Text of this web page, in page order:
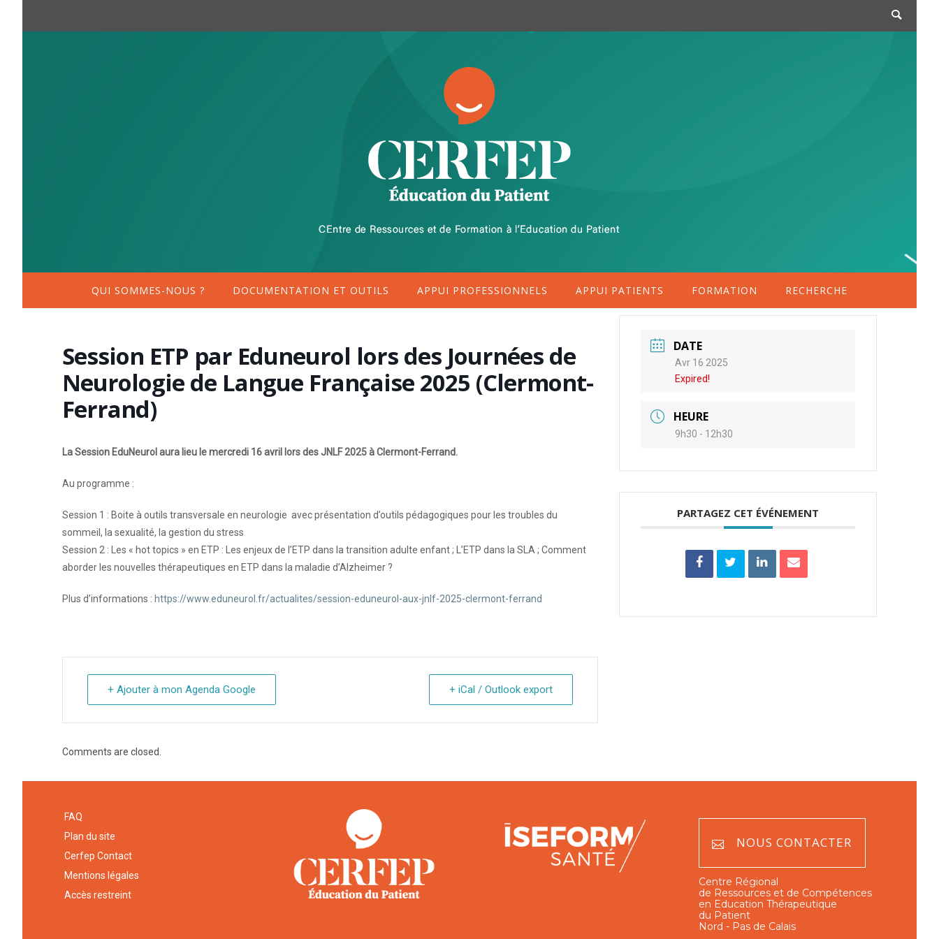
QUI SOMMES-NOUS ? DOCUMENTATION ET OUTILS APPUI PROFESSIONNELS APPUI PATIENTS FORMATION RECHERCHE
Session ETP par Eduneurol lors des Journées de
Neurologie de Langue Française 2025 (Clermont-
Ferrand)
La Session EduNeurol aura lieu lemercredi 16 avril lors des JNLF 2025 à Clermont-Ferrand.
Au programme :
Session 1 : Boite à outils transversale en neurologie avec présentation d’outils pédagogiques pour les troubles du
sommeil, la sexualité, la gestion du stress
Session 2 : Les « hot topics » en ETP : Les enjeux de l’ETP dans la transition adulte enfant ; L’ETP dans la SLA ; Comment
aborder les nouvelles thérapeutiques en ETP dans la maladie d’Alzheimer ?
Plus d’informations : https://www.eduneurol.fr/actualites/session-eduneurol-aux-jnlf-2025-clermont-ferrand
+ Ajouter à mon Agenda Google + iCal / Outlook export
DATE
Avr 16 2025
Expired!
HEURE
9h30 - 12h30
PARTAGEZ CET ÉVÉNEMENT
Comments are closed.
FAQ
Plan du site
Cerfep Contact
Mentions légales
Accès restreint
NOUS CONTACTER
Centre Régional
de Ressources et de Compétences
en Education Thérapeutique
du Patient
Nord - Pas de Calais